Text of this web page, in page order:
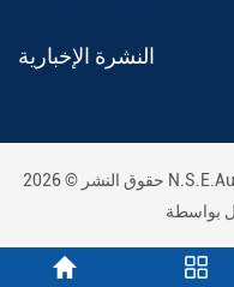
النشرة الإخبارية
حقوق النشر © 2026 N.S.E.Automation Co.,Ltd..كل الحقوق محفوظة.